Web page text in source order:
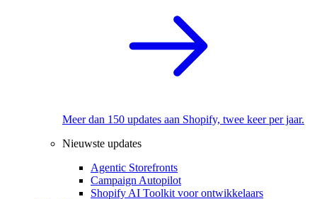
Meer dan 150 updates aan Shopify, twee keer per jaar.
Nieuwste updates
Agentic Storefronts
Campaign Autopilot
Shopify AI Toolkit voor ontwikkelaars